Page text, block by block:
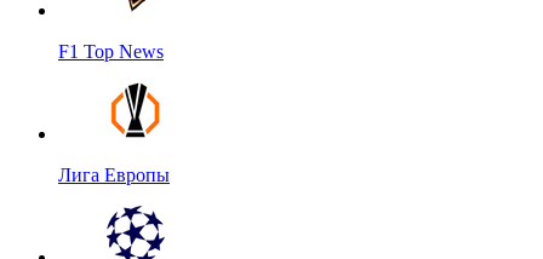
F1 Top News
Лига Европы